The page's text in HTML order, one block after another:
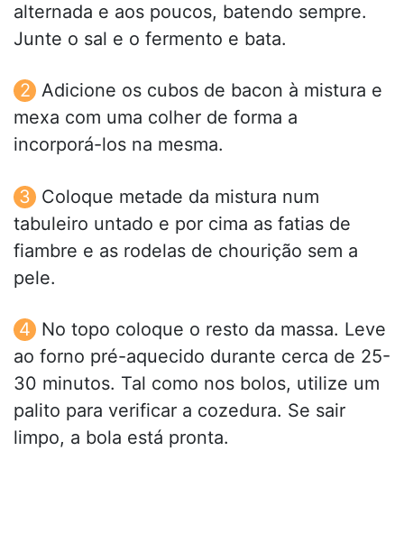
alternada e aos poucos, batendo sempre.
Junte o sal e o fermento e bata.
Adicione os cubos de bacon à mistura e
mexa com uma colher de forma a
incorporá-los na mesma.
Coloque metade da mistura num
tabuleiro untado e por cima as fatias de
fiambre e as rodelas de chourição sem a
pele.
No topo coloque o resto da massa. Leve
ao forno pré-aquecido durante cerca de 25-
30 minutos. Tal como nos bolos, utilize um
palito para verificar a cozedura. Se sair
limpo, a bola está pronta.